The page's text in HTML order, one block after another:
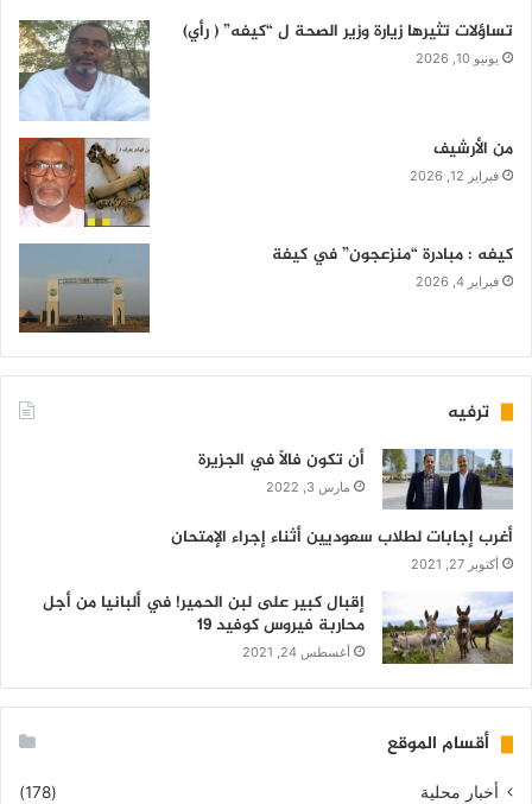
تساؤلات تثيرها زيارة وزير الصحة ل “كيفه” ( رأي)
يونيو 10, 2026
من الأرشيف
فبراير 12, 2026
كيفه : مبادرة “منزعجون” في كيفة
فبراير 4, 2026
ترفيه
أن تكون فالاً في الجزيرة
مارس 3, 2022
أغرب إجابات لطلاب سعوديين أثناء إجراء الإمتحان
أكتوبر 27, 2021
إقبال كبير على لبن الحمير! في ألبانيا من أجل
محاربة فيروس كوفيد 19
أغسطس 24, 2021
أقسام الموقع
أخبار محلية
(178)